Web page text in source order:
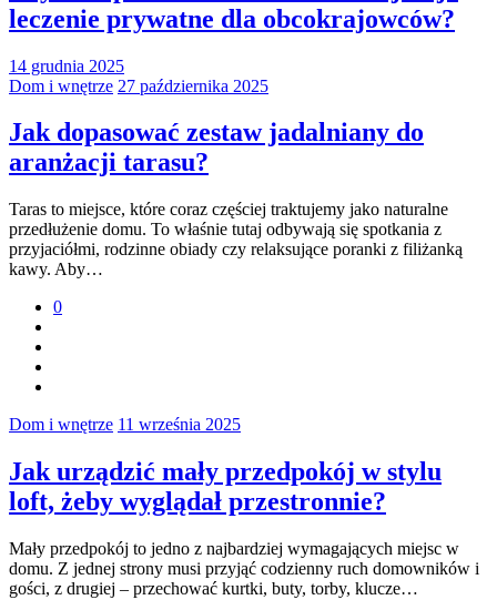
leczenie prywatne dla obcokrajowców?
14 grudnia 2025
Dom i wnętrze 27 października 2025
Jak dopasować zestaw jadalniany do
aranżacji tarasu?
Taras to miejsce, które coraz częściej traktujemy jako naturalne
przedłużenie domu. To właśnie tutaj odbywają się spotkania z
przyjaciółmi, rodzinne obiady czy relaksujące poranki z filiżanką
kawy. Aby…
0
Dom i wnętrze 11 września 2025
Jak urządzić mały przedpokój w stylu
loft, żeby wyglądał przestronnie?
Mały przedpokój to jedno z najbardziej wymagających miejsc w
domu. Z jednej strony musi przyjąć codzienny ruch domowników i
gości, z drugiej – przechować kurtki, buty, torby, klucze…